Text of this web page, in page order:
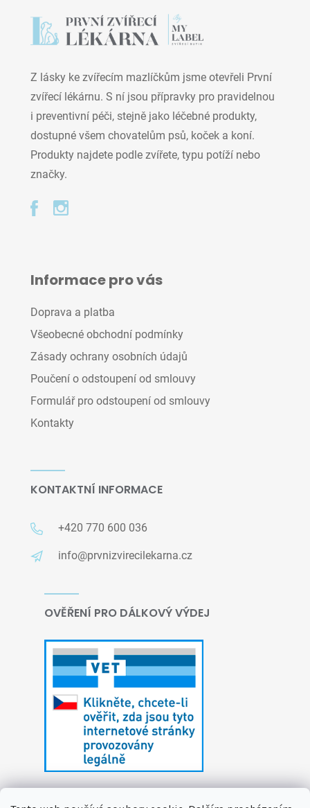
Z lásky ke zvířecím mazlíčkům jsme otevřeli První
zvířecí lékárnu. S ní jsou přípravky pro pravidelnou
i preventivní péči, stejně jako léčebné produkty,
dostupné všem chovatelům psů, koček a koní.
Produkty najdete podle zvířete, typu potíží nebo
značky.
Informace pro vás
Doprava a platba
Všeobecné obchodní podmínky
Zásady ochrany osobních údajů
Poučení o odstoupení od smlouvy
Formulář pro odstoupení od smlouvy
Kontakty
KONTAKTNÍ INFORMACE
+420 770 600 036
info@prvnizvirecilekarna.cz
OVĚŘENÍ PRO DÁLKOVÝ VÝDEJ